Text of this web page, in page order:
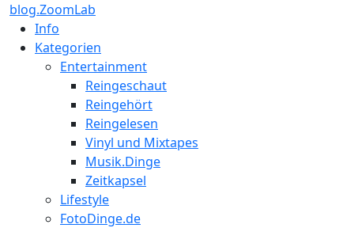
blog.ZoomLab
Info
Kategorien
Entertainment
Reingeschaut
Reingehört
Reingelesen
Vinyl und Mixtapes
Musik.Dinge
Zeitkapsel
Lifestyle
FotoDinge.de